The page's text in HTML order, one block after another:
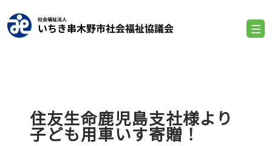
住友生命鹿児島支社様より
子ども用車いす寄贈！